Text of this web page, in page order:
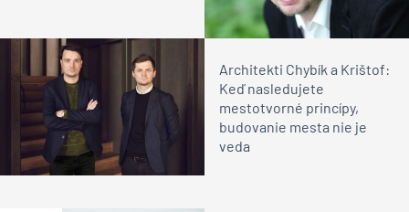
Architekti Chybík a Krištof:
Keď nasledujete
mestotvorné princípy,
budovanie mesta nie je
veda